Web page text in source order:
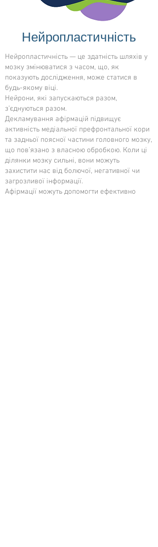
Нейропластичність
Нейропластичність — це здатність шляхів у
мозку змінюватися з часом, що, як
показують дослідження, може статися в
будь-якому віці.
Нейрони, які запускаються разом,
з’єднуються разом.
Декламування афірмацій підвищує
активність медіальної префронтальної кори
та задньої поясної частини головного мозку,
що пов’язано з власною обробкою. Коли ці
ділянки мозку сильні, вони можуть
захистити нас від болючої, негативної чи
загрозливої інформації.
Афірмації можуть допомогти ефективно